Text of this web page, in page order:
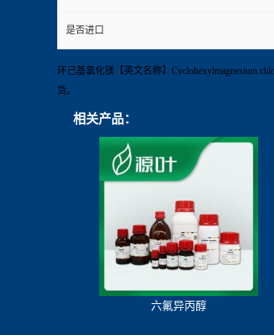
是否进口
环己基氯化镁【英文名称】Cyclohexylmagnesium
货。
相关产品：
六氟异丙醇